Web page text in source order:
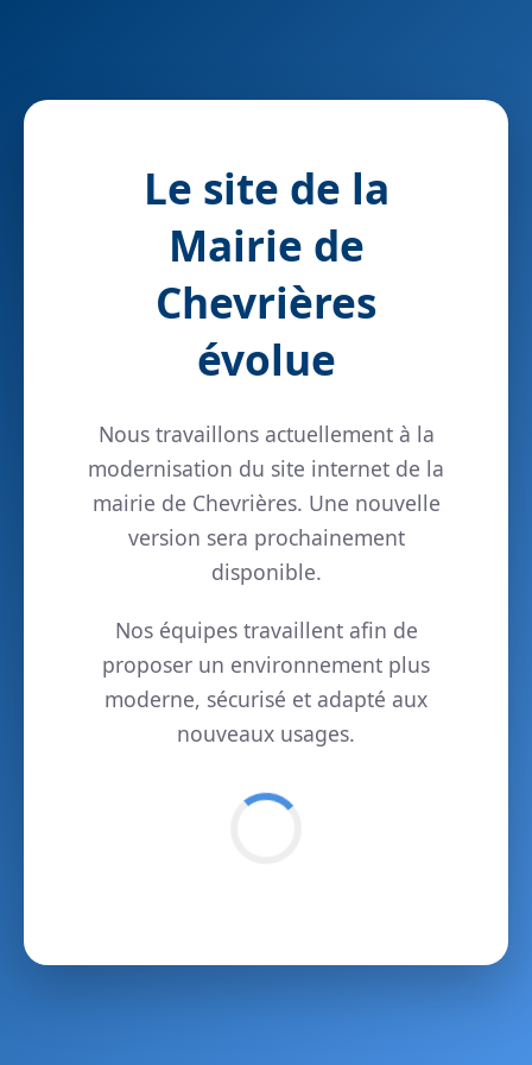
Le site de la
Mairie de
Chevrières
évolue
Nous travaillons actuellement à la
modernisation du site internet de la
mairie de Chevrières. Une nouvelle
version sera prochainement
disponible.
Nos équipes travaillent afin de
proposer un environnement plus
moderne, sécurisé et adapté aux
nouveaux usages.